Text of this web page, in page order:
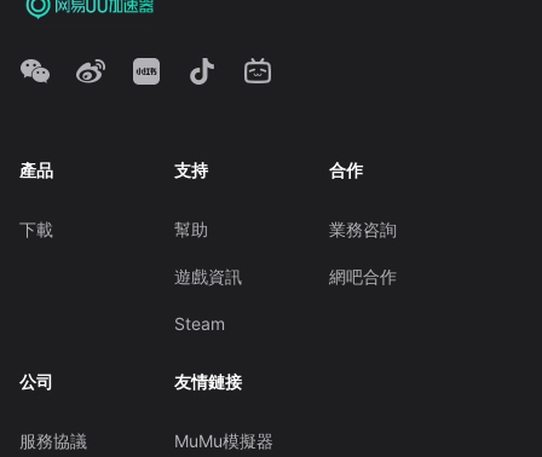
產品
下載
支持
幫助
遊戲資訊
Steam
合作
業務咨詢
網吧合作
公司
服務協議
友情鏈接
MuMu模擬器